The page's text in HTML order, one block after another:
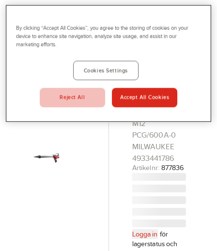
Bli kund
Profilshop
Serviceverkstad
Företagsprofilering
Fogpistol och tillbehör
MILWAUKEE
Fogpistol
PCG/600A-
0 Solo
M12
PCG/600A-0
MILWAUKEE
4933441786
Artikelnr: 877836
Logga in för
lagerstatus och
By clicking “Accept All Cookies”, you agree to the storing of cookies on your
device to enhance site navigation, analyze site usage, and assist in our
marketing efforts.
Cookies Settings
Reject All Accept All Cookies